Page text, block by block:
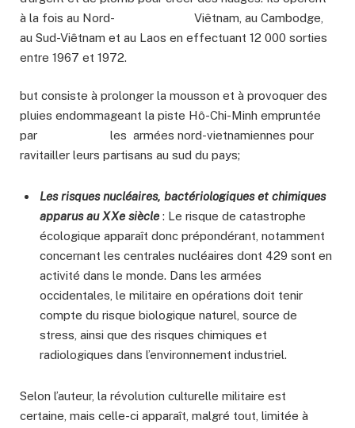
à la fois au Nord- Viêtnam, au Cambodge,
au Sud-Viêtnam et au Laos en effectuant 12 000 sorties
entre 1967 et 1972.
but consiste à prolonger la mousson et à provoquer des
pluies endommageant la piste Hô-Chi-Minh empruntée
par les armées nord-vietnamiennes pour
ravitailler leurs partisans au sud du pays;
Les risques nucléaires, bactériologiques et chimiques
apparus au XXe siècle : Le risque de catastrophe
écologique apparaît donc prépondérant, notamment
concernant les centrales nucléaires dont 429 sont en
activité dans le monde. Dans les armées
occidentales, le militaire en opérations doit tenir
compte du risque biologique naturel, source de
stress, ainsi que des risques chimiques et
radiologiques dans l’environnement industriel.
Selon l’auteur, la révolution culturelle militaire est
certaine, mais celle-ci apparaît, malgré tout, limitée à